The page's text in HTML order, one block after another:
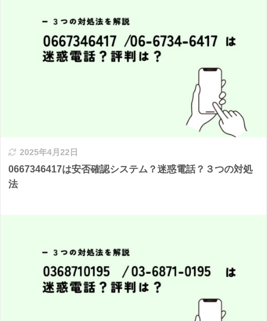
2025年4月22日
0667346417は安否確認システム？迷惑電話？３つの対処
法